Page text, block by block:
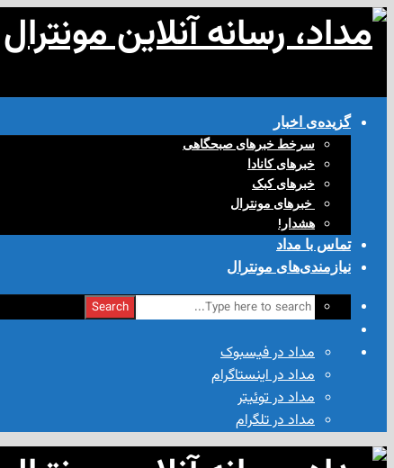
گزیده‌ی‌ اخبار
سرخط خبرهای صبحگاهی
خبرهای کانادا
خبرهای کبک
‌ خبرهای مونترال
هشدار!
تماس با مداد
نیازمندی‌های مونترال
Search
مداد در فیسبوک
مداد در اینستاگرام
مداد در توئیتر
مداد در تلگرام